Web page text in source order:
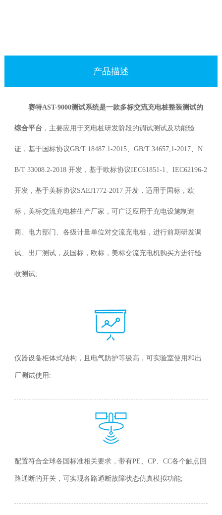
产品描述
赛特AST-9000测试系统是一款多标交流充电桩整装测试的
综合平台 ，主要应用于充电桩研发阶段的调试测试及功能验
证，基于国标协议GB/T 18487.1-2015、GB/T 34657,1-2017、N
B/T 33008.2-2018 开发，基于欧标协议IEC61851-1、IEC62196-2
开发，基于美标协议SAEJ1772-2017 开发，适用于国标，欧
标，美标交流充电桩生产厂家，可广泛应用于充电设施制造
商、电力部门、各级计量单位对交流充电桩，进行前期研发调
试、出厂测试，及国标，欧标，美标交流充电机购买方进行验
收测试;
仪器设备柜体式结构，且电气防护等级高，可实验室使用和出
厂测试使用:
配置符合全球各国标准相关要求，带有PE、CP、CC各个触点回
路通断的开关，可实现各路通断故障状态仿真模拟功能;